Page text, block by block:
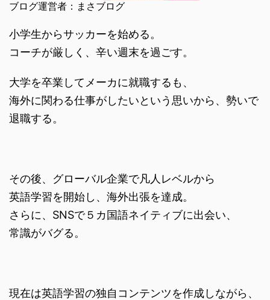
ブログ運営者：まさブログ
小学生からサッカーを始める。
コーチが厳しく、辛い週末を過ごす。
大学を卒業してメーカに就職するも、
海外に関わる仕事がしたいという思いから、勢いで
退職する。
その後、グローバル企業で凡人レベルから
英語学習を開始し、海外出張を達成。
さらに、SNSで５カ国語ネイティブに出会い、
常識がバグる。
現在は英語学習の独自コンテンツを作成しながら、